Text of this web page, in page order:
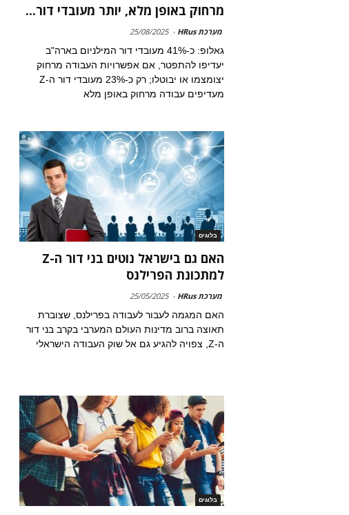
מרחוק באופן מלא, יותר מעובדי דור...
מערכת HRus -
25/08/2025
גאלופ: כ-41% מעובדי דור המילניום בארה"ב
יעדיפו להתפטר, אם אפשרויות העבודה מרחוק
יצומצמו או יבוטלו; רק כ-23% מעובדי דור ה-Z
מעדיפים עבודה מרחוק באופן מלא
בלוגים
האם גם בישראל נוטים בני דור ה-Z
למתכונת הפרילנס
מערכת HRus -
25/05/2025
האם המגמה לעבור לעבודה בפרילנס, שצוברת
תאוצה ברוב מדינות העולם המערבי בקרב בני דור
ה-Z, צפויה להגיע גם אל שוק העבודה הישראלי
בלוגים